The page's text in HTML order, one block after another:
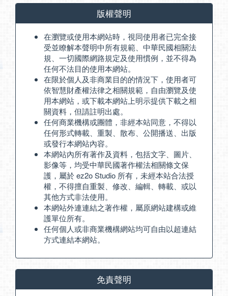
版權聲明
在瀏覽或使用本網站時，視同使用者已完全接
受並瞭解本聲明中所有規範、中華民國相關法
規、一切國際網路規定及使用慣例，並不得為
任何不法目的使用本網站。
在限於個人及非商業目的的情況下，使用者可
依智慧財產權法律之相關規範，自由瀏覽及使
用本網站，或下載本網站上明示提供下載之相
關資料，但請註明出處。
任何商業機構或團體，非經本站同意，不得以
任何形式轉載、重製、散布、公開播送、出版
或發行本網站內容。
本網站內所有著作及資料，包括文字、圖片、
影像等，均受中華民國著作權法相關條文保
護，屬於 ez2o Studio 所有，未經本站合法授
權，不得擅自重製、修改、編輯、轉載、或以
其他方式非法使用。
本網站外連連結之著作權，屬原網站建構或維
護單位所有。
任何個人或非商業機構網站均可自由以超連結
方式連結本網站。
免責聲明